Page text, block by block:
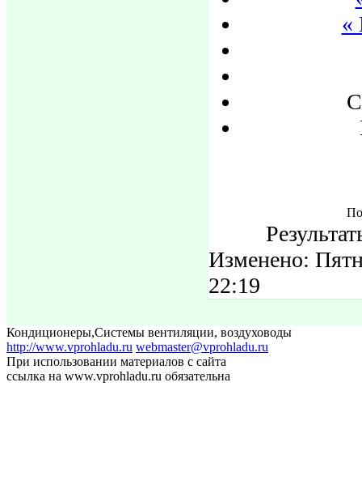
«
Изменено:
22:19
Кондиционеры,Системы вентиляции, воздуховоды
http://www.vprohladu.ru webmaster@vprohladu.ru
При использовании материалов с сайта
ссылка на www.vprohladu.ru обязательна